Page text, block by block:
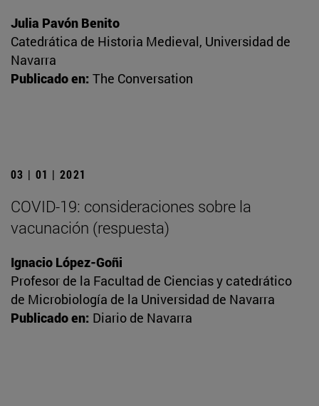
Julia Pavón Benito
Catedrática de Historia Medieval, Universidad de
Navarra
Publicado en: The Conversation
03 | 01 | 2021
COVID-19: consideraciones sobre la
vacunación (respuesta)
Ignacio López-Goñi
Profesor de la Facultad de Ciencias y catedrático
de Microbiología de la Universidad de Navarra
Publicado en: Diario de Navarra